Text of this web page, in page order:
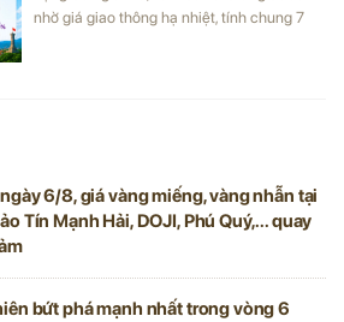
nhờ giá giao thông hạ nhiệt, tính chung 7
6/8, giá vàng miếng, vàng nhẫn tại
Tín Mạnh Hải, DOJI, Phú Quý,... quay
bứt phá mạnh nhất trong vòng 6